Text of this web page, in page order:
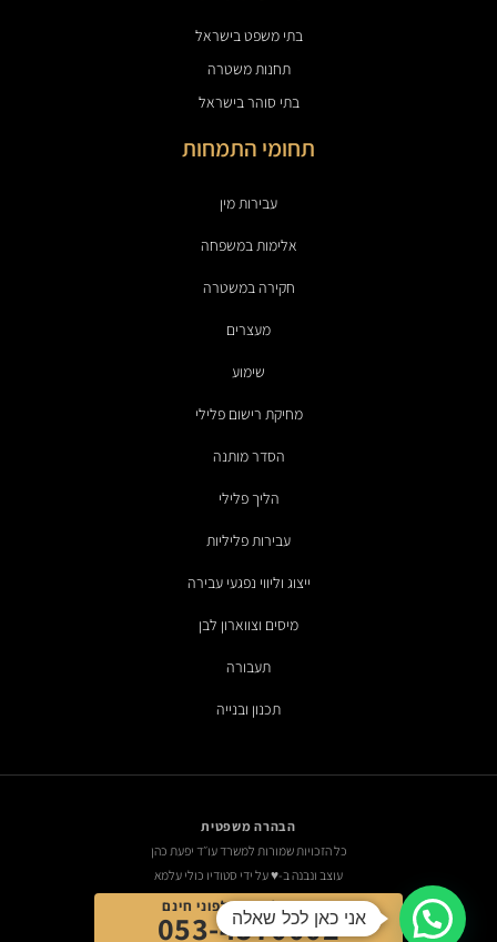
בתי משפט בישראל
תחנות משטרה
בתי סוהר בישראל
תחומי התמחות
עבירות מין
אלימות במשפחה
חקירה במשטרה
מעצרים
שימוע
מחיקת רישום פלילי
הסדר מותנה
הליך פלילי
עבירות פליליות
ייצוג וליווי נפגעי עבירה
מיסים וצווארון לבן
תעבורה
תכנון ובנייה
הבהרה משפטית
כל הזכויות שמורות למשרד עו״ד יפעת כהן
עוצב ונבנה ב-♥ על ידי סטודיו כולי עלמא
התקשרו לייעוץ טלפוני חינם
053-4570002
אני כאן לכל שאלה